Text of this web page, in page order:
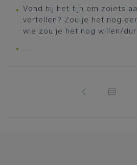
Vond hij het fijn om zoiets
vertellen? Zou je het nog
wie zou je het nog willen/
...